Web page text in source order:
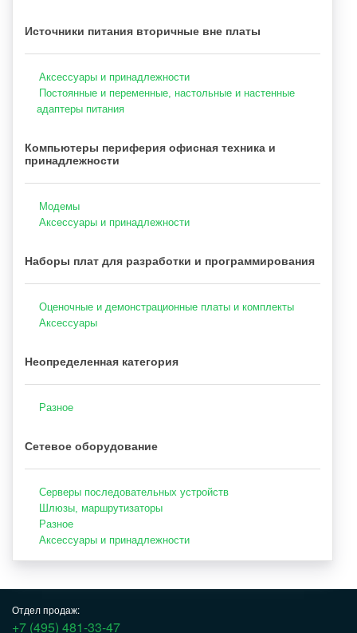
Источники питания вторичные вне платы
Аксессуары и принадлежности
Постоянные и переменные, настольные и настенные
адаптеры питания
Компьютеры периферия офисная техника и
принадлежности
Модемы
Аксессуары и принадлежности
Наборы плат для разработки и программирования
Оценочные и демонстрационные платы и комплекты
Аксессуары
Неопределенная категория
Разное
Сетевое оборудование
Серверы последовательных устройств
Шлюзы, маршрутизаторы
Разное
Аксессуары и принадлежности
Отдел продаж:
+7 (495) 481-33-47